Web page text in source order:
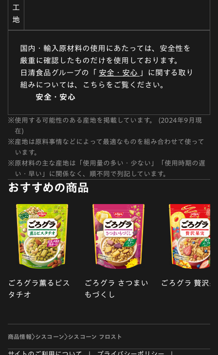
工
地
国内・輸入原材料の使用にあたっては、安全性を
厳重に確認したものだけを使用しております。
日清食品グループの「 安全・安心 」に関する取り
組みについては、こちらをご覧ください。
安全・安心
※使用する可能性のある産地を掲載しています。 (2024年9月現
在)
※産地は原料事情などによって最適なものを組み合わせて使って
います。
※原材料の主な産地は「使用量の多い・少ない」「使用時期の遅
い・早い」に関係なく、順不同で列記しています。
おすすめの商品
ごろグラ薫るピス
タチオ
ごろグラ さつまい
もづくし
ごろグラ 贅沢
商品情報 シスコーン シスコーン フロスト